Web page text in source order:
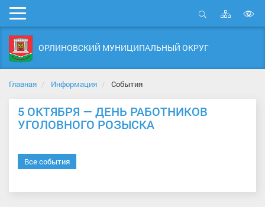
Мобильное
меню
Открыть
Карта
сайта
ОРЛИНОВСКИЙ МУНИЦИПАЛЬНЫЙ ОКРУГ
Главная Информация События
5 ОКТЯБРЯ — ДЕНЬ РАБОТНИКОВ
УГОЛОВНОГО РОЗЫСКА
Все события